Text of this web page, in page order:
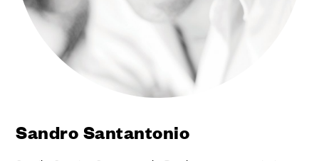
Pomos y accesorios para muebles
Manijas para puertas correderas
Manillas para puertas correderas elevadoras
ACABADOS
Sandro Santantonio